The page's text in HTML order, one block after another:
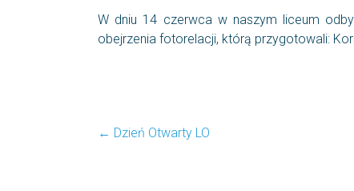
W dniu 14 czerwca w naszym liceum
obejrzenia fotorelacji, którą przygotowali:
← Dzień Otwarty LO